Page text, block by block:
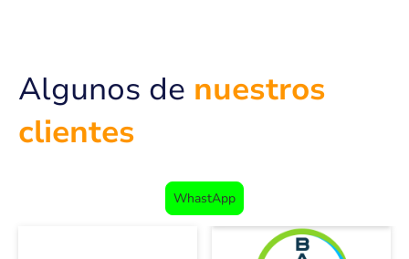
Algunos de nuestros
clientes
WhastApp